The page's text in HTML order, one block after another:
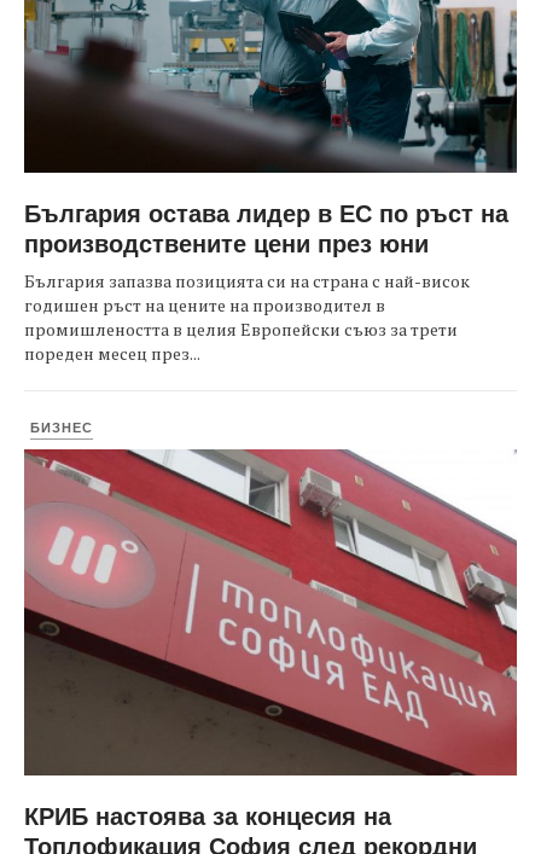
България остава лидер в ЕС по ръст на
производствените цени през юни
България запазва позицията си на страна с най-висок
годишен ръст на цените на производител в
промишлеността в целия Европейски съюз за трети
пореден месец през...
БИЗНЕС
КРИБ настоява за концесия на
Топлофикация София след рекордни